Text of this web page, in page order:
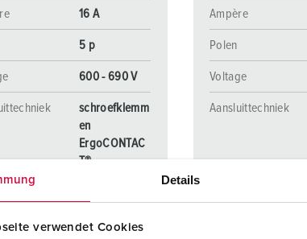
Details
verwendet Cookies
16 A
5 p
600 - 690 V
schroefklemm
en
ErgoCONTAC
T®
Ampère
Polen
Voltage
Aansluittechniek